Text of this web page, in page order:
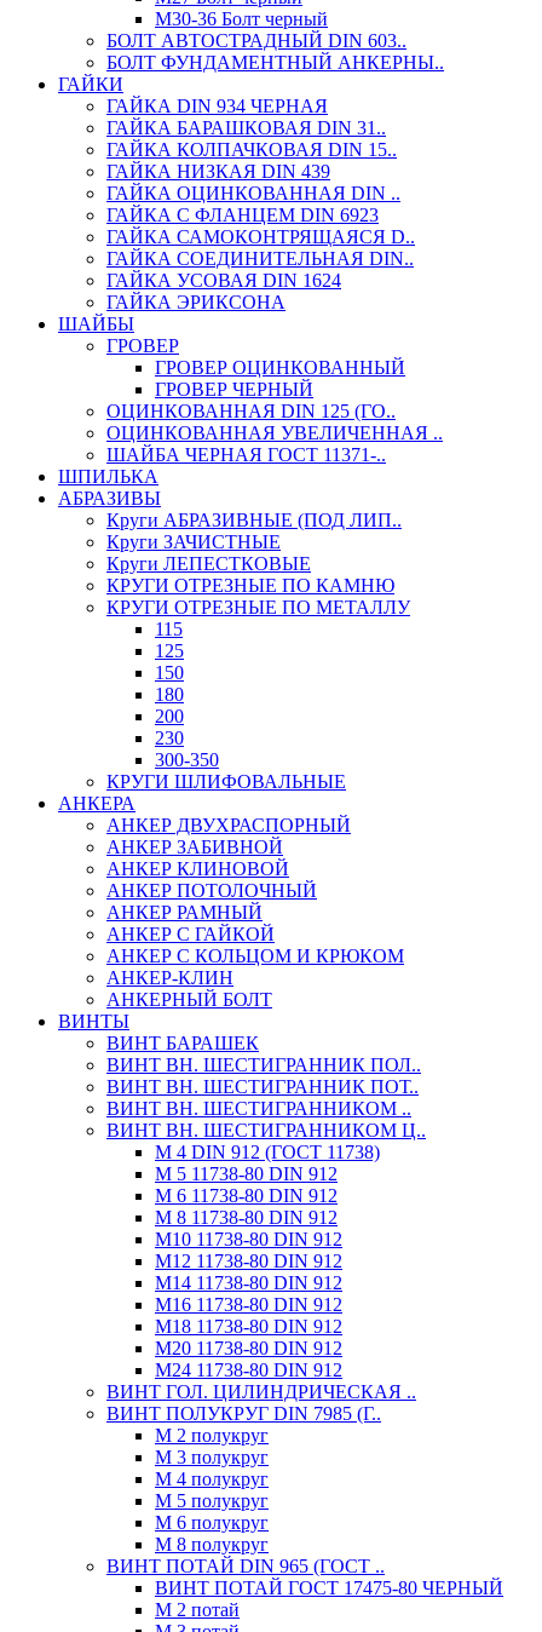
М30-36 Болт черный
БОЛТ АВТОСТРАДНЫЙ DIN 603..
БОЛТ ФУНДАМЕНТНЫЙ АНКЕРНЫ..
ГАЙКИ
ГАЙКА DIN 934 ЧЕРНАЯ
ГАЙКА БАРАШКОВАЯ DIN 31..
ГАЙКА КОЛПАЧКОВАЯ DIN 15..
ГАЙКА НИЗКАЯ DIN 439
ГАЙКА ОЦИНКОВАННАЯ DIN ..
ГАЙКА С ФЛАНЦЕМ DIN 6923
ГАЙКА САМОКОНТРЯЩАЯСЯ D..
ГАЙКА СОЕДИНИТЕЛЬНАЯ DIN..
ГАЙКА УСОВАЯ DIN 1624
ГАЙКА ЭРИКСОНА
ШАЙБЫ
ГРОВЕР
ГРОВЕР ОЦИНКОВАННЫЙ
ГРОВЕР ЧЕРНЫЙ
ОЦИНКОВАННАЯ DIN 125 (ГО..
ОЦИНКОВАННАЯ УВЕЛИЧЕННАЯ ..
ШАЙБА ЧЕРНАЯ ГОСТ 11371-..
ШПИЛЬКА
АБРАЗИВЫ
Круги АБРАЗИВНЫЕ (ПОД ЛИП..
Круги ЗАЧИСТНЫЕ
Круги ЛЕПЕСТКОВЫЕ
КРУГИ ОТРЕЗНЫЕ ПО КАМНЮ
КРУГИ ОТРЕЗНЫЕ ПО МЕТАЛЛУ
115
125
150
180
200
230
300-350
КРУГИ ШЛИФОВАЛЬНЫЕ
АНКЕРА
АНКЕР ДВУХРАСПОРНЫЙ
АНКЕР ЗАБИВНОЙ
АНКЕР КЛИНОВОЙ
АНКЕР ПОТОЛОЧНЫЙ
АНКЕР РАМНЫЙ
АНКЕР С ГАЙКОЙ
АНКЕР С КОЛЬЦОМ И КРЮКОМ
АНКЕР-КЛИН
АНКЕРНЫЙ БОЛТ
ВИНТЫ
ВИНТ БАРАШЕК
ВИНТ ВН. ШЕСТИГРАННИК ПОЛ..
ВИНТ ВН. ШЕСТИГРАННИК ПОТ..
ВИНТ ВН. ШЕСТИГРАННИКОМ ..
ВИНТ ВН. ШЕСТИГРАННИКОМ Ц..
М 4 DIN 912 (ГОСТ 11738)
М 5 11738-80 DIN 912
М 6 11738-80 DIN 912
М 8 11738-80 DIN 912
М10 11738-80 DIN 912
М12 11738-80 DIN 912
М14 11738-80 DIN 912
М16 11738-80 DIN 912
М18 11738-80 DIN 912
М20 11738-80 DIN 912
М24 11738-80 DIN 912
ВИНТ ГОЛ. ЦИЛИНДРИЧЕСКАЯ ..
ВИНТ ПОЛУКРУГ DIN 7985 (Г..
М 2 полукруг
М 3 полукруг
М 4 полукруг
М 5 полукруг
М 6 полукруг
М 8 полукруг
ВИНТ ПОТАЙ DIN 965 (ГОСТ ..
ВИНТ ПОТАЙ ГОСТ 17475-80 ЧЕРНЫЙ
М 2 потай